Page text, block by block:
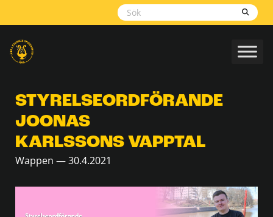
STYRELSEORDFÖRANDE
JOONAS
KARLSSONS VAPPTAL
Wappen — 30.4.2021